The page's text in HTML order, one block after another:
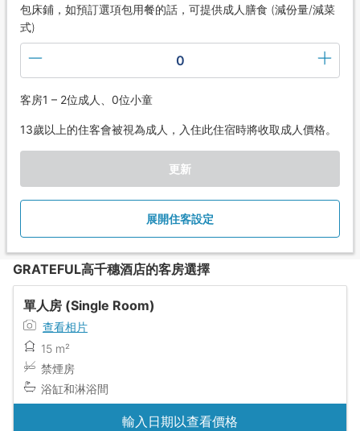
包床鋪，如預訂選項包用餐的話，可提供成人膳食 (減份量/減菜
式)
0
客房1 – 2位成人、0位小童
13歲以上的住客會被視為成人，入住此住宿時將收取成人價格。
更新
展開住客設定
GRATEFUL高千穗酒店的客房選擇
單人房 (Single Room)
查看相片
15 m²
禁煙房
浴缸和淋浴間
輸入日期以查看價格